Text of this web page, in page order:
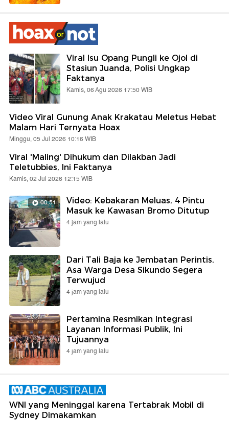
Viral Isu Opang Pungli ke Ojol di
Stasiun Juanda, Polisi Ungkap
Faktanya
Kamis, 06 Agu 2026 17:50 WIB
Video Viral Gunung Anak Krakatau Meletus Hebat
Malam Hari Ternyata Hoax
Minggu, 05 Jul 2026 10:16 WIB
Viral 'Maling' Dihukum dan Dilakban Jadi
Teletubbies, Ini Faktanya
Kamis, 02 Jul 2026 12:15 WIB
00:51
Video: Kebakaran Meluas, 4 Pintu
Masuk ke Kawasan Bromo Ditutup
4 jam yang lalu
Dari Tali Baja ke Jembatan Perintis,
Asa Warga Desa Sikundo Segera
Terwujud
4 jam yang lalu
Pertamina Resmikan Integrasi
Layanan Informasi Publik, Ini
Tujuannya
4 jam yang lalu
WNI yang Meninggal karena Tertabrak Mobil di
Sydney Dimakamkan